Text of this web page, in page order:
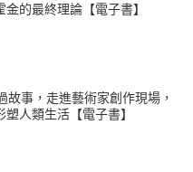
的最終理論【電子書】
故事，走進藝術家創作現場，
人類生活【電子書】